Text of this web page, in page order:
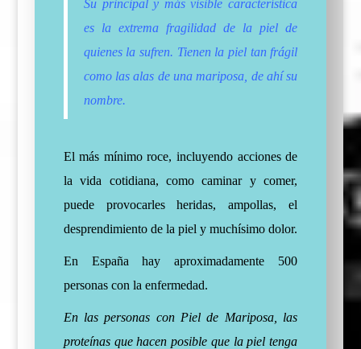
Su principal y más visible característica
es la extrema fragilidad de la piel de
quienes la sufren. Tienen la piel tan frágil
como las alas de una mariposa, de ahí su
nombre.
El más mínimo roce, incluyendo acciones de
la vida cotidiana, como caminar y comer,
puede provocarles heridas, ampollas, el
desprendimiento de la piel y muchísimo dolor.
En España hay aproximadamente 500
personas con la enfermedad.
En las personas con Piel de Mariposa, las
proteínas que hacen posible que la piel tenga